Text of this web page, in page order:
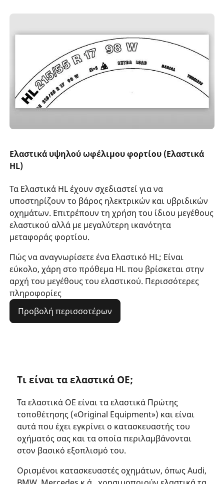
Ελαστικά υψηλού ωφέλιμου φορτίου (Ελαστικά
HL)
Τα Ελαστικά HL έχουν σχεδιαστεί για να
υποστηρίζουν το βάρος ηλεκτρικών και υβριδικών
οχημάτων. Επιτρέπουν τη χρήση του ίδιου μεγέθους
ελαστικού αλλά με μεγαλύτερη ικανότητα
μεταφοράς φορτίου.
Πώς να αναγνωρίσετε ένα Ελαστικό HL; Είναι
εύκολο, χάρη στο πρόθεμα HL που βρίσκεται στην
αρχή του μεγέθους του ελαστικού. Περισσότερες
πληροφορίες
Προβολή περισσοτέρων
Τι είναι τα ελαστικά ΟΕ;
Τα ελαστικά ΟΕ είναι τα ελαστικά Πρώτης
τοποθέτησης («Original Equipment») και είναι
αυτά που έχει εγκρίνει ο κατασκευαστής του
οχήματός σας και τα οποία περιλαμβάνονται
στον βασικό εξοπλισμό του.
Ορισμένοι κατασκευαστές οχημάτων, όπως Audi,